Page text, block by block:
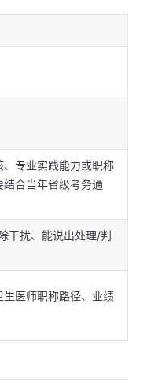
专业实践能力或职称
合当年省级考务通
干扰、能说出处理/判
医师职称路径、业绩